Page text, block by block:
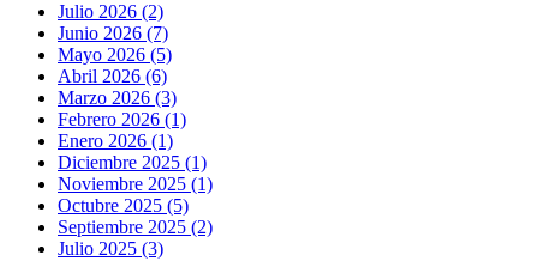
Julio 2026 (2)
Junio 2026 (7)
Mayo 2026 (5)
Abril 2026 (6)
Marzo 2026 (3)
Febrero 2026 (1)
Enero 2026 (1)
Diciembre 2025 (1)
Noviembre 2025 (1)
Octubre 2025 (5)
Septiembre 2025 (2)
Julio 2025 (3)